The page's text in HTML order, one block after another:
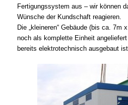
Fertigungssystem aus – wir können
Wünsche der Kundschaft reagieren.
Die „kleineren“ Gebäude (bis ca. 7m
noch als komplette Einheit
bereits elektrotechnisch ausgebaut ist.